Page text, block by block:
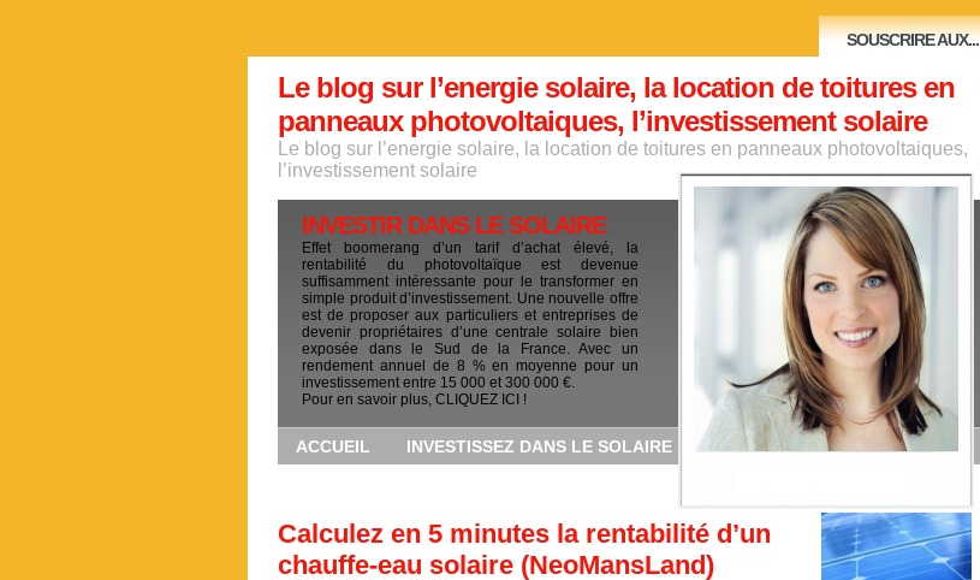
SOUSCRIRE AUX...
Le blog sur l’energie solaire, la location de toitures en
panneaux photovoltaiques, l’investissement solaire
Le blog sur l’energie solaire, la location de toitures en panneaux photovoltaiques,
l’investissement solaire
INVESTIR DANS LE SOLAIRE
Effet boomerang d’un tarif d’achat élevé, la
rentabilité du photovoltaïque est devenue
suffisamment intéressante pour le transformer en
simple produit d’investissement. Une nouvelle offre
est de proposer aux particuliers et entreprises de
devenir propriétaires d’une centrale solaire bien
exposée dans le Sud de la France. Avec un
rendement annuel de 8 % en moyenne pour un
investissement entre 15 000 et 300 000 €.
Pour en savoir plus, CLIQUEZ ICI !
ACCUEIL INVESTISSEZ DANS LE SOLAIRE
Calculez en 5 minutes la rentabilité d’un
chauffe-eau solaire (NeoMansLand)